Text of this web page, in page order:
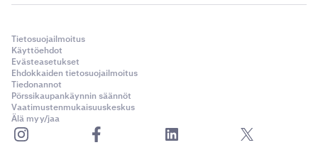
CC
CHZ
COMP 1900
Tietosuojailmoitus
Käyttöehdot
Evästeasetukset
Ehdokkaiden tietosuojailmoitus
Tiedonannot
Pörssikaupankäynnin säännöt
Vaatimustenmukaisuuskeskus
Älä myy/jaa